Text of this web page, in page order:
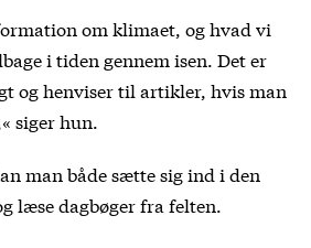
om klimaet, og hvad vi
i tiden gennem isen. Det er
og henviser til artikler, hvis man
siger hun.
man både sætte sig ind i den
læse dagbøger fra felten.